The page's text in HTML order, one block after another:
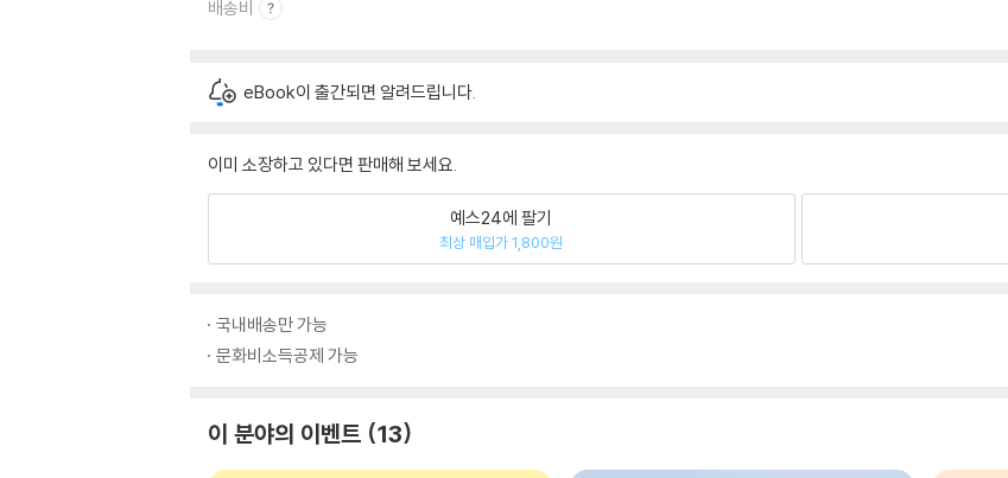
배송비
eBook이 출간되면 알려드립니다.
이미 소장하고 있다면 판매해 보세요.
예스24에 팔기
최상 매입가 1,800원
국내배송만 가능
문화비소득공제 가능
이 분야의 이벤트 13